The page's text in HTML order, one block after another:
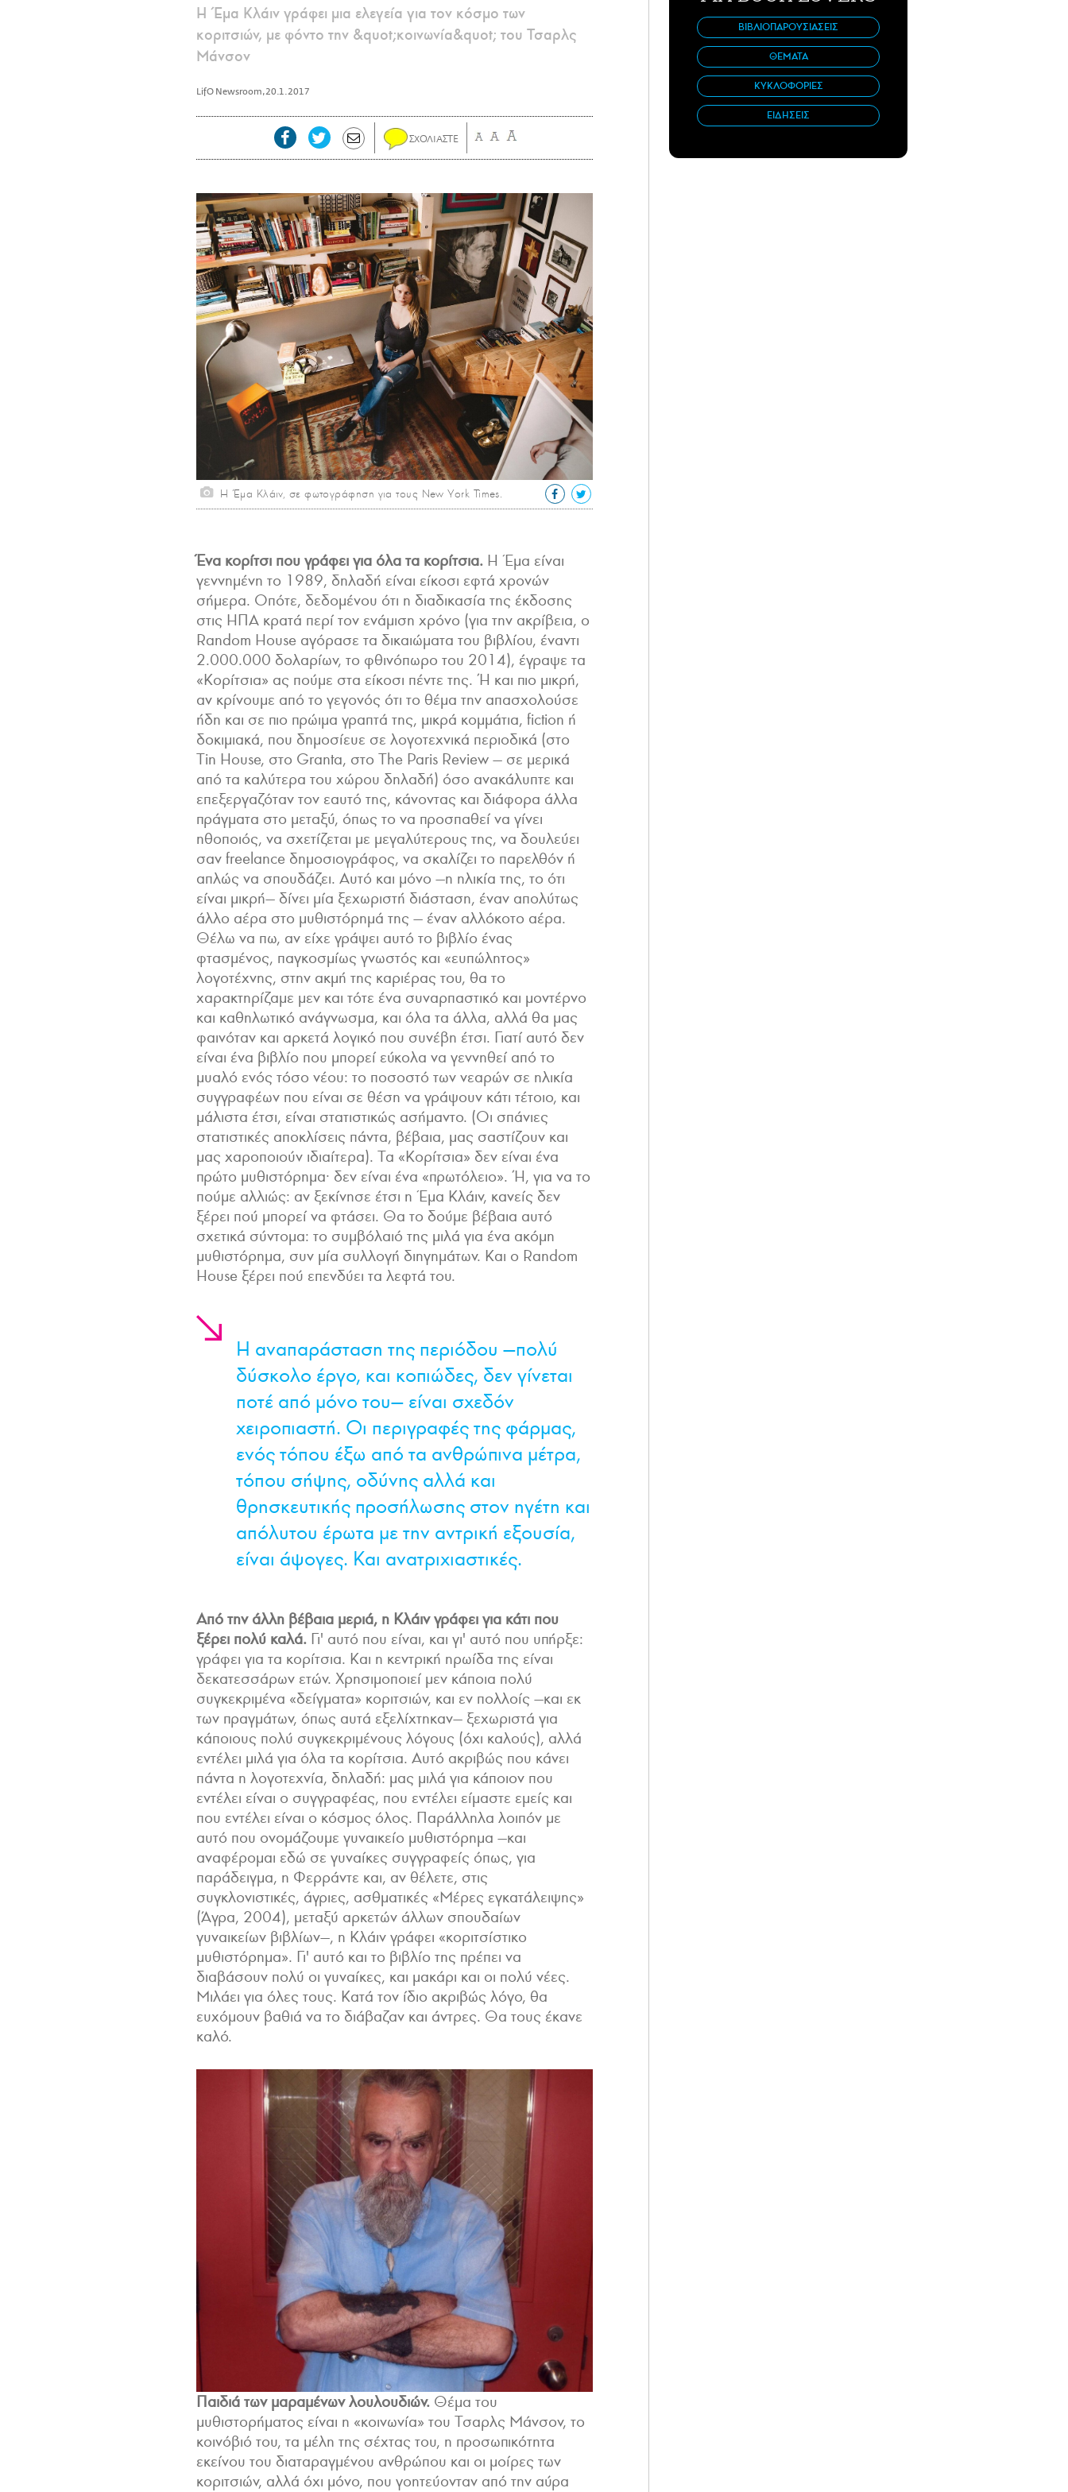
Η Έμα Κλάιν γράφει μια ελεγεία για τον κόσμο των
κοριτσιών, με φόντο την &quot;κοινωνία&quot; του Τσαρλς
Μάνσον
LifO Newsroom,20.1.2017
Η Έμα Κλάιν, σε φωτογράφηση για τους New York Times.
Ένα κορίτσι που γράφει για όλα τα κορίτσια. Η Έμα είναι
γεννημένη το 1989, δηλαδή είναι είκοσι εφτά χρονών
σήμερα. Οπότε, δεδομένου ότι η διαδικασία της έκδοσης
στις ΗΠΑ κρατά περί τον ενάμιση χρόνο (για την ακρίβεια, ο
Random House αγόρασε τα δικαιώματα του βιβλίου, έναντι
2.000.000 δολαρίων, το φθινόπωρο του 2014), έγραψε τα
«Κορίτσια» ας πούμε στα είκοσι πέντε της. Ή και πιο μικρή,
αν κρίνουμε από το γεγονός ότι το θέμα την απασχολούσε
ήδη και σε πιο πρώιμα γραπτά της, μικρά κομμάτια, fiction ή
δοκιμιακά, που δημοσίευε σε λογοτεχνικά περιοδικά (στο
Tin House, στο Granta, στο The Paris Review — σε μερικά
από τα καλύτερα του χώρου δηλαδή) όσο ανακάλυπτε και
επεξεργαζόταν τον εαυτό της, κάνοντας και διάφορα άλλα
πράγματα στο μεταξύ, όπως το να προσπαθεί να γίνει
ηθοποιός, να σχετίζεται με μεγαλύτερους της, να δουλεύει
σαν freelance δημοσιογράφος, να σκαλίζει το παρελθόν ή
απλώς να σπουδάζει. Αυτό και μόνο —η ηλικία της, το ότι
είναι μικρή— δίνει μία ξεχωριστή διάσταση, έναν απολύτως
άλλο αέρα στο μυθιστόρημά της — έναν αλλόκοτο αέρα.
Θέλω να πω, αν είχε γράψει αυτό το βιβλίο ένας
φτασμένος, παγκοσμίως γνωστός και «ευπώλητος»
λογοτέχνης, στην ακμή της καριέρας του, θα το
χαρακτηρίζαμε μεν και τότε ένα συναρπαστικό και μοντέρνο
και καθηλωτικό ανάγνωσμα, και όλα τα άλλα, αλλά θα μας
φαινόταν και αρκετά λογικό που συνέβη έτσι. Γιατί αυτό δεν
είναι ένα βιβλίο που μπορεί εύκολα να γεννηθεί από το
μυαλό ενός τόσο νέου: το ποσοστό των νεαρών σε ηλικία
συγγραφέων που είναι σε θέση να γράψουν κάτι τέτοιο, και
μάλιστα έτσι, είναι στατιστικώς ασήμαντο. (Οι σπάνιες
στατιστικές αποκλίσεις πάντα, βέβαια, μας σαστίζουν και
μας χαροποιούν ιδιαίτερα). Τα «Κορίτσια» δεν είναι ένα
πρώτο μυθιστόρημα· δεν είναι ένα «πρωτόλειο». Ή, για να το
πούμε αλλιώς: αν ξεκίνησε έτσι η Έμα Κλάιν, κανείς δεν
ξέρει πού μπορεί να φτάσει. Θα το δούμε βέβαια αυτό
σχετικά σύντομα: το συμβόλαιό της μιλά για ένα ακόμη
μυθιστόρημα, συν μία συλλογή διηγημάτων. Και ο Random
House ξέρει πού επενδύει τα λεφτά του.
Η αναπαράσταση της περιόδου —πολύ
δύσκολο έργο, και κοπιώδες, δεν γίνεται
ποτέ από μόνο του— είναι σχεδόν
χειροπιαστή. Οι περιγραφές της φάρμας,
ενός τόπου έξω από τα ανθρώπινα μέτρα,
τόπου σήψης, οδύνης αλλά και
θρησκευτικής προσήλωσης στον ηγέτη και
απόλυτου έρωτα με την αντρική εξουσία,
είναι άψογες. Και ανατριχιαστικές.
Από την άλλη βέβαια μεριά, η Κλάιν γράφει για κάτι που
ξέρει πολύ καλά. Γι' αυτό που είναι, και γι' αυτό που υπήρξε:
γράφει για τα κορίτσια. Και η κεντρική ηρωίδα της είναι
δεκατεσσάρων ετών. Χρησιμοποιεί μεν κάποια πολύ
συγκεκριμένα «δείγματα» κοριτσιών, και εν πολλοίς —και εκ
των πραγμάτων, όπως αυτά εξελίχτηκαν— ξεχωριστά για
κάποιους πολύ συγκεκριμένους λόγους (όχι καλούς), αλλά
εντέλει μιλά για όλα τα κορίτσια. Αυτό ακριβώς που κάνει
πάντα η λογοτεχνία, δηλαδή: μας μιλά για κάποιον που
εντέλει είναι ο συγγραφέας, που εντέλει είμαστε εμείς και
που εντέλει είναι ο κόσμος όλος. Παράλληλα λοιπόν με
αυτό που ονομάζουμε γυναικείο μυθιστόρημα —και
αναφέρομαι εδώ σε γυναίκες συγγραφείς όπως, για
παράδειγμα, η Φερράντε και, αν θέλετε, στις
συγκλονιστικές, άγριες, ασθματικές «Μέρες εγκατάλειψης»
(Άγρα, 2004), μεταξύ αρκετών άλλων σπουδαίων
γυναικείων βιβλίων—, η Κλάιν γράφει «κοριτσίστικο
μυθιστόρημα». Γι' αυτό και το βιβλίο της πρέπει να
διαβάσουν πολύ οι γυναίκες, και μακάρι και οι πολύ νέες.
Μιλάει για όλες τους. Κατά τον ίδιο ακριβώς λόγο, θα
ευχόμουν βαθιά να το διάβαζαν και άντρες. Θα τους έκανε
καλό.
Παιδιά των μαραμένων λουλουδιών. Θέμα του
μυθιστορήματος είναι η «κοινωνία» του Τσαρλς Μάνσον, το
κοινόβιό του, τα μέλη της σέχτας του, η προσωπικότητα
εκείνου του διαταραγμένου ανθρώπου και οι μοίρες των
κοριτσιών, αλλά όχι μόνο, που γοητεύονταν από την αύρα
ΒΙΒΛΙΟΠΑΡΟΥΣΙΑΣΕΙΣ
ΘΕΜΑΤΑ
ΚΥΚΛΟΦΟΡΙΕΣ
ΕΙΔΗΣΕΙΣ